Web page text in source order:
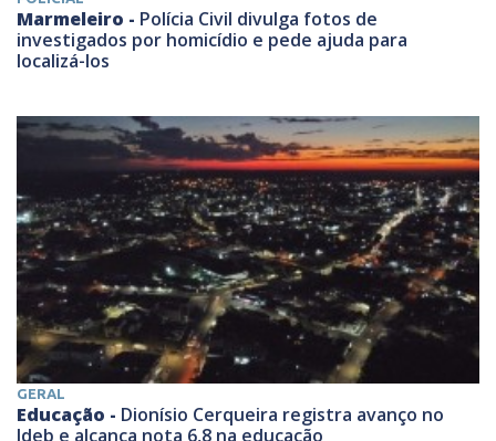
Marmeleiro - Polícia Civil divulga fotos de
investigados por homicídio e pede ajuda para
localizá-los
GERAL
Educação - Dionísio Cerqueira registra avanço no
Ideb e alcança nota 6,8 na educação